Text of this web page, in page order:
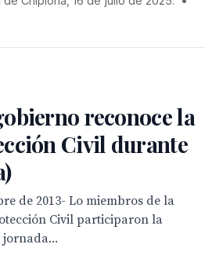
reconoce la
Civil durante
de 2013- Lo miembros de la
Civil participaron la
jornada...